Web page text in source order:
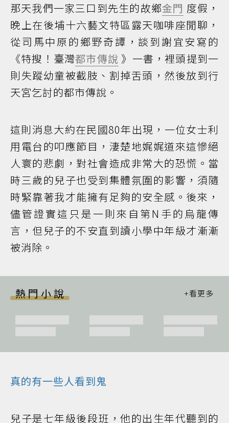
那天我們一家三口到先生的故鄉金門 度假，
晚上在後埔十六藝文特區露天咖啡座閒聊，
從司馬中原的鄉野奇譚，談到謝宜安寫的
《特搜！臺灣都市傳說 》一書，裡頭提到一
則失蹤幼童被截肢、割掉舌頭，然後放到行
天宮乞討的都市傳說。
這則消息大約在民國80年出現，一位女士利
用電台的叩應節目，淒楚地娓娓道來這慘絕
人寰的悲劇，對社會造成非常大的恐慌。當
時三歲的兒子也受到集體氛圍的影響，須隨
時緊靠著我才能擁有足夠的安全感。後來，
儘管證實這只是一則來自第N手的烏龍傳
言，但兒子的不安直到讀小學中年級才漸漸
被消除。
熱門小說
真的有一些人看到鬼
兒子是七年級後段班，他的出生年代聽到的